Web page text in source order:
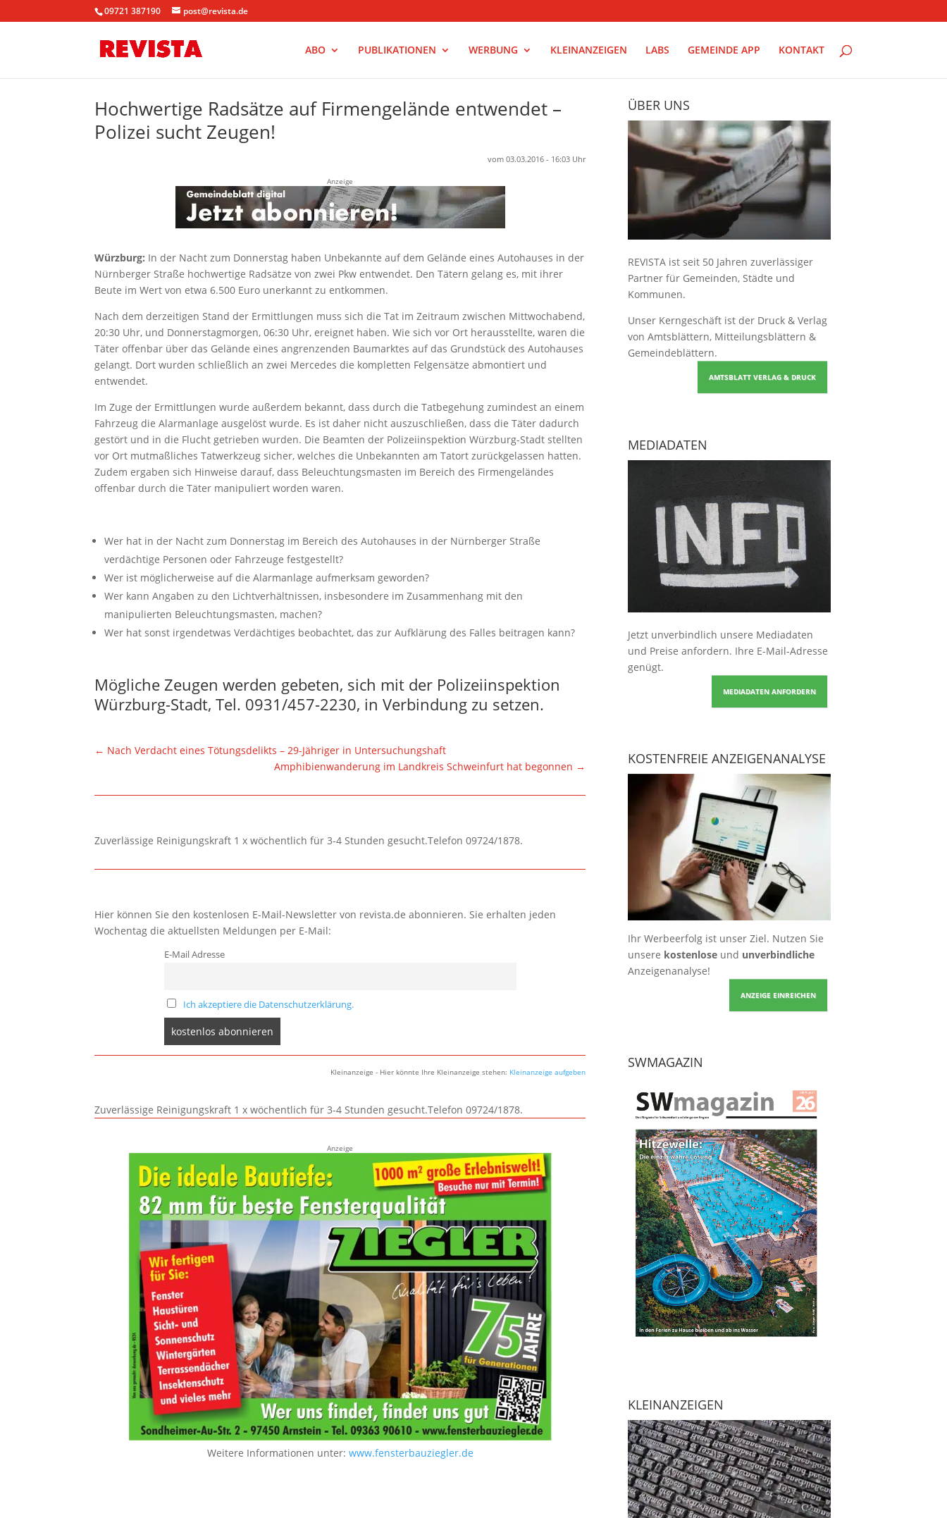
09721 387190 post@revista.de
ABO PUBLIKATIONEN WERBUNG KLEINANZEIGEN LABS GEMEINDE APP KONTAKT
Hochwertige Radsätze auf Firmengelände entwendet –
Polizei sucht Zeugen!
vom 03.03.2016 - 16:03 Uhr
Anzeige
Würzburg: In der Nacht zum Donnerstag haben Unbekannte auf dem Gelände eines Autohauses in der
Nürnberger Straße hochwertige Radsätze von zwei Pkw entwendet. Den Tätern gelang es, mit ihrer
Beute im Wert von etwa 6.500 Euro unerkannt zu entkommen.
Nach dem derzeitigen Stand der Ermittlungen muss sich die Tat im Zeitraum zwischen Mittwochabend,
20:30 Uhr, und Donnerstagmorgen, 06:30 Uhr, ereignet haben. Wie sich vor Ort herausstellte, waren die
Täter offenbar über das Gelände eines angrenzenden Baumarktes auf das Grundstück des Autohauses
gelangt. Dort wurden schließlich an zwei Mercedes die kompletten Felgensätze abmontiert und
entwendet.
Im Zuge der Ermittlungen wurde außerdem bekannt, dass durch die Tatbegehung zumindest an einem
Fahrzeug die Alarmanlage ausgelöst wurde. Es ist daher nicht auszuschließen, dass die Täter dadurch
gestört und in die Flucht getrieben wurden. Die Beamten der Polizeiinspektion Würzburg-Stadt stellten
vor Ort mutmaßliches Tatwerkzeug sicher, welches die Unbekannten am Tatort zurückgelassen hatten.
Zudem ergaben sich Hinweise darauf, dass Beleuchtungsmasten im Bereich des Firmengeländes
offenbar durch die Täter manipuliert worden waren.
Wer hat in der Nacht zum Donnerstag im Bereich des Autohauses in der Nürnberger Straße
verdächtige Personen oder Fahrzeuge festgestellt?
Wer ist möglicherweise auf die Alarmanlage aufmerksam geworden?
Wer kann Angaben zu den Lichtverhältnissen, insbesondere im Zusammenhang mit den
manipulierten Beleuchtungsmasten, machen?
Wer hat sonst irgendetwas Verdächtiges beobachtet, das zur Aufklärung des Falles beitragen kann?
Mögliche Zeugen werden gebeten, sich mit der Polizeiinspektion
Würzburg-Stadt, Tel. 0931/457-2230, in Verbindung zu setzen.
← Nach Verdacht eines Tötungsdelikts – 29-Jähriger in Untersuchungshaft
Amphibienwanderung im Landkreis Schweinfurt hat begonnen →
Zuverlässige Reinigungskraft 1 x wöchentlich für 3-4 Stunden gesucht.Telefon 09724/1878.
Hier können Sie den kostenlosen E-Mail-Newsletter von revista.de abonnieren. Sie erhalten jeden
Wochentag die aktuellsten Meldungen per E-Mail:
E-Mail Adresse
Ich akzeptiere die Datenschutzerklärung.
Kleinanzeige - Hier könnte Ihre Kleinanzeige stehen: Kleinanzeige aufgeben
Zuverlässige Reinigungskraft 1 x wöchentlich für 3-4 Stunden gesucht.Telefon 09724/1878.
Anzeige
Weitere Informationen unter: www.fensterbauziegler.de
ÜBER UNS
REVISTA ist seit 50 Jahren zuverlässiger
Partner für Gemeinden, Städte und
Kommunen.
Unser Kerngeschäft ist der Druck & Verlag
von Amtsblättern, Mitteilungsblättern &
Gemeindeblättern.
AMTSBLATT VERLAG & DRUCK
MEDIADATEN
Jetzt unverbindlich unsere Mediadaten
und Preise anfordern. Ihre E-Mail-Adresse
genügt.
MEDIADATEN ANFORDERN
KOSTENFREIE ANZEIGENANALYSE
Ihr Werbeerfolg ist unser Ziel. Nutzen Sie
unsere kostenloseund unverbindliche
Anzeigenanalyse!
ANZEIGE EINREICHEN
SWMAGAZIN
KLEINANZEIGEN